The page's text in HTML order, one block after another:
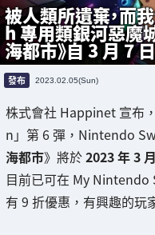
被人類所遺棄，而
h 專用類銀河惡魔
海都市》自 3 月 7
發布 2023.02.05(Sun)
株式會社 Happinet 宣布
n」第 6 彈，Nintendo
海都市》將於2023 年 3
目前已可在 My Nintendo
有 9 折優惠，有興趣的玩